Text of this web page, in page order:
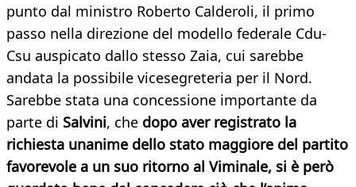
punto dal ministro Roberto Calderoli, il primo
passo nella direzione del modello federale Cdu-
Csu auspicato dallo stesso Zaia, cui sarebbe
andata la possibile vicesegreteria per il Nord.
Sarebbe stata una concessione importante da
parte di Salvini, che dopo aver registrato la
richiesta unanime dello stato maggiore del partito
favorevole a un suo ritorno al Viminale, si è però